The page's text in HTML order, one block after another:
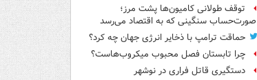
توقف طولانی کامیون‌ها پشت مرز؛
صورت‌حساب سنگینی که به اقتصاد می‌رسد
حماقت ترامپ با ذخایر انرژی جهان چه کرد؟
چرا تابستان فصل محبوب میکروب‌هاست؟
دستگیری قاتل فراری در نوشهر